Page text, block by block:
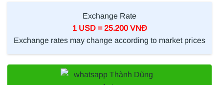
Exchange Rate
1 USD = 25.200 VNĐ
Exchange rates may change according to market prices